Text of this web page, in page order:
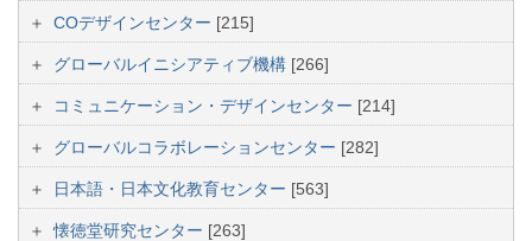
COデザインセンター [215]
グローバルイニシアティブ機構 [266]
コミュニケーション・デザインセンター [214]
グローバルコラボレーションセンター [282]
日本語・日本文化教育センター [563]
懐徳堂研究センター [263]